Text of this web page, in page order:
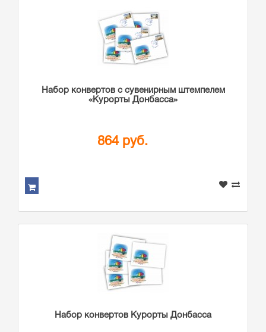
Набор конвертов с сувенирным штемпелем
«Курорты Донбасса»
864 руб.
Набор конвертов Курорты Донбасса